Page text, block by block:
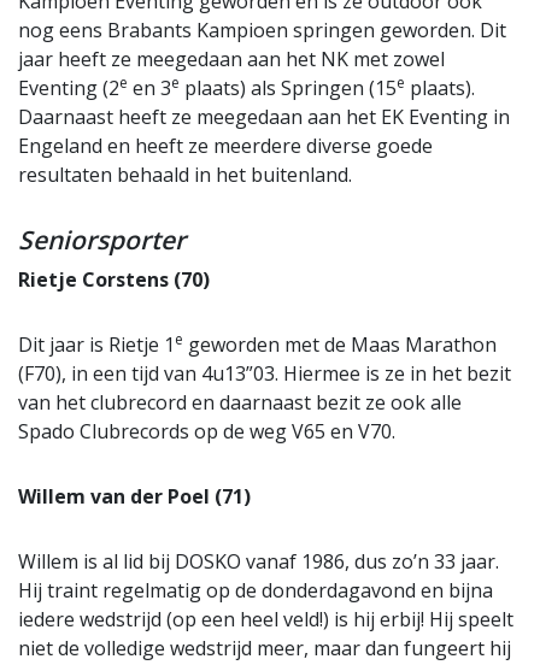
nog eens Brabants Kampioen springen geworden. Dit
jaar heeft ze meegedaan aan het NK met zowel
Eventing (2e en 3e plaats) als Springen (15e plaats).
Daarnaast heeft ze meegedaan aan het EK Eventing in
Engeland en heeft ze meerdere diverse goede
resultaten behaald in het buitenland.
Seniorsporter
Rietje Corstens (70)
Dit jaar is Rietje 1 e geworden met de Maas Marathon
(F70), in een tijd van 4u13”03. Hiermee is ze in het bezit
van het clubrecord en daarnaast bezit ze ook alle
Spado Clubrecords op de weg V65 en V70.
Willem van der Poel (71)
Willem is al lid bij DOSKO vanaf 1986, dus zo’n 33 jaar.
Hij traint regelmatig op de donderdagavond en bijna
iedere wedstrijd (op een heel veld!) is hij erbij! Hij speelt
niet de volledige wedstrijd meer, maar dan fungeert hij